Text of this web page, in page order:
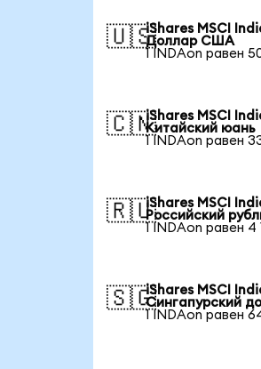
🇺🇸iShares MSCI
Доллар США
1 INDAon равен
🇨🇳iShares MSCI
Китайский юань
1 INDAon равен
🇷🇺iShares MSCI
Российский
1 INDAon равен 4
🇸🇬iShares MSCI
Сингапурский
1 INDAon равен